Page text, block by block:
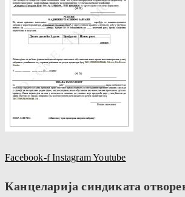
Facebook-f InstagramYoutube
Канцеларија синдиката